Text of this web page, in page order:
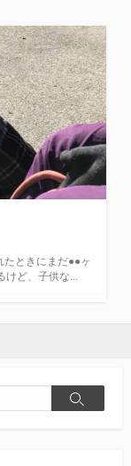
たときにまだ●●ヶ
けど、子供な...
検